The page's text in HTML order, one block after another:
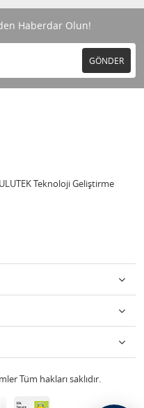
Haberdar Olun!
GÖNDER
Teknoloji Geliştirme
Tüm hakları saklıdır.